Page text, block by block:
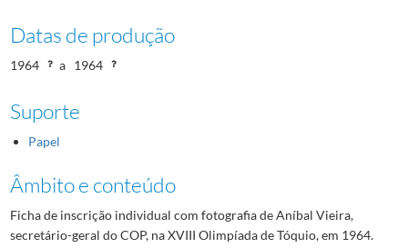
Datas de produção
1964 a 1964
Suporte
Papel
Âmbito e conteúdo
Ficha de inscrição individual com fotografia de Aníbal Vieira,
secretário-geral do COP, na XVIII Olimpíada de Tóquio, em 1964.